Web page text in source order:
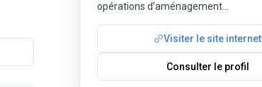
opérations d’aménagement
Visiter le site internet
Consulter le profil